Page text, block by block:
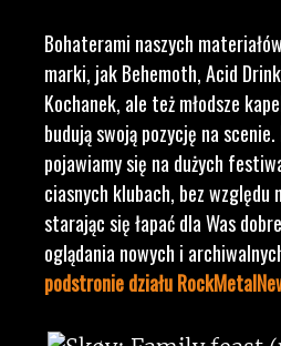
Bohaterami naszych
marki, jak Behemoth, Acid
Kochanek, ale też młodsze
budują swoją pozycję na
pojawiamy się na dużych
ciasnych klubach, bez względu
starając się łapać dla Was
oglądania nowych i
podstronie działu